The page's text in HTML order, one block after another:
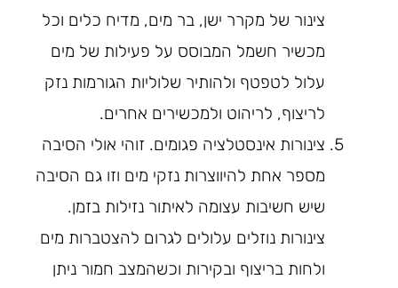
צינור של מקרר ישן, בר מים, מדיח כלים וכל
מכשיר חשמל המבוסס על פעילות של מים
עלול לטפטף ולהותיר שלוליות הגורמות נזק
לריצוף, לריהוט ולמכשירים אחרים.
צינורות אינסטלציה פגומים. זוהי אולי הסיבה
מספר אחת להיווצרות נזקי מים וזו גם הסיבה
שיש חשיבות עצומה לאיתור נזילות בזמן.
צינורות נוזלים עלולים לגרום להצטברות מים
ולחות בריצוף ובקירות וכשהמצב חמור ניתן